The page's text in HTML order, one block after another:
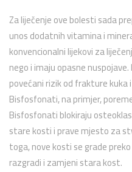
Za liječenje ove bolesti sada
unos dodatnih vitamina i
konvencionalni lijekovi za
nego i imaju opasne
povećani rizik od frakture kuka
Bisfosfonati, na primjer,
Bisfosfonati blokiraju
stare kosti i prave mjesto za
toga, nove kosti se grade
razgradi i zamjeni stara kost.